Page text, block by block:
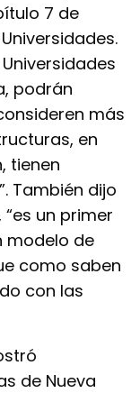
7 de
podrán
más
en
tienen
También dijo
un primer
modelo de
como saben
con las
de Nueva